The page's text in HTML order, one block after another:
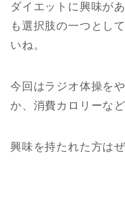
ダイエットに興味が
も選択肢の一つとし
いね。
今回はラジオ体操を
か、消費カロリーな
興味を持たれた方は